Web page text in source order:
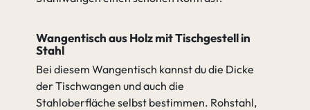
Wangentisch aus Holz mit Tischgestell in
Stahl
Bei diesem Wangentisch kannst du die Dicke
der Tischwangen und auch die
Stahloberfläche selbst bestimmen. Rohstahl,